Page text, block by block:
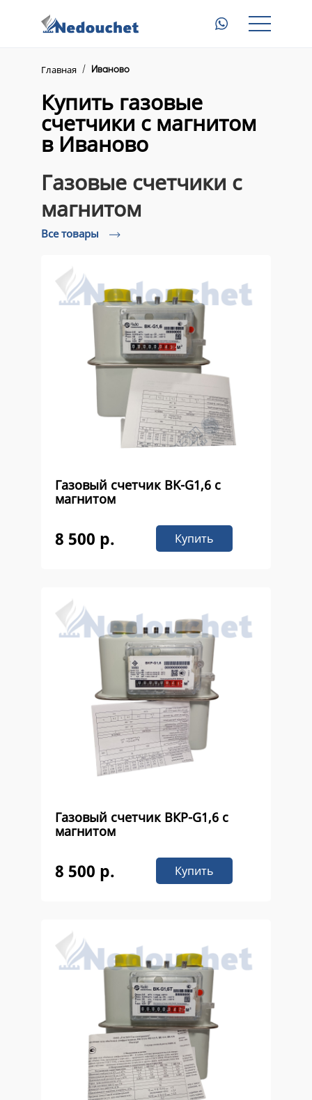
Главная
Электросчетчики с пультом
Приборы для электросчетчиков
Доставка
Контакты
8 (945) 345 23 46
Главная Иваново
Купить газовые
счетчики с магнитом
в Иваново
Газовые счетчики с
магнитом
Все товары
Газовый счетчик ВK-G1,6 с
магнитом
8 500 р. Купить
Газовый счетчик ВКР-G1,6 с
магнитом
8 500 р. Купить